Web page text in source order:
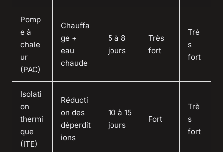
Pomp
e à
chale
ur
(PAC)
Chauffa
ge +
eau
chaude
5 à 8
jours
Très
fort
Trè
s
fort
Isolati
on
thermi
que
(ITE)
Réducti
on des
déperdit
ions
10 à 15
jours
Fort
Trè
s
fort